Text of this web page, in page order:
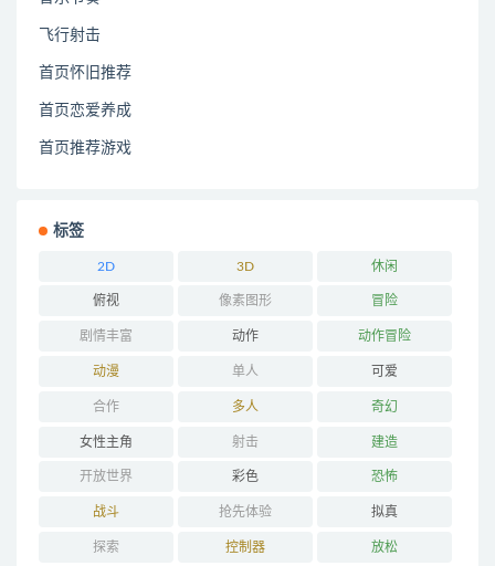
飞行射击
首页怀旧推荐
首页恋爱养成
首页推荐游戏
标签
2D 3D 休闲
俯视 像素图形 冒险
剧情丰富 动作 动作冒险
动漫 单人 可爱
合作 多人 奇幻
女性主角 射击 建造
开放世界 彩色 恐怖
战斗 抢先体验 拟真
探索 控制器 放松